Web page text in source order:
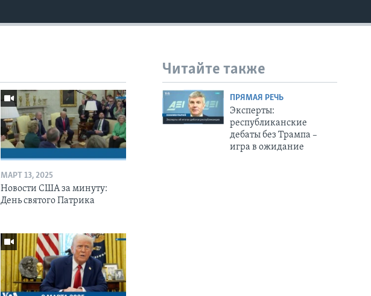
Читайте также
ПРЯМАЯ РЕЧЬ
Эксперты:
республиканские
дебаты без Трампа –
игра в ожидание
МАРТ 13, 2025
Новости США за минуту:
День святого Патрика